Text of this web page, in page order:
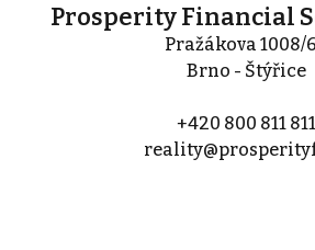
Prosperity Financial
Pražákova 1008/
Brno - Štýřice
+420 800 811 811